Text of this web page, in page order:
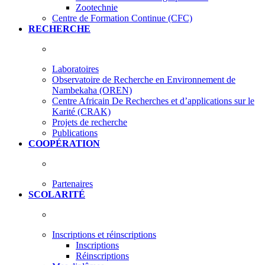
Zootechnie
Centre de Formation Continue (CFC)
RECHERCHE
Laboratoires
Observatoire de Recherche en Environnement de
Nambekaha (OREN)
Centre Africain De Recherches et d’applications sur le
Karité (CRAK)
Projets de recherche
Publications
COOPÉRATION
Partenaires
SCOLARITÉ
Inscriptions et réinscriptions
Inscriptions
Réinscriptions